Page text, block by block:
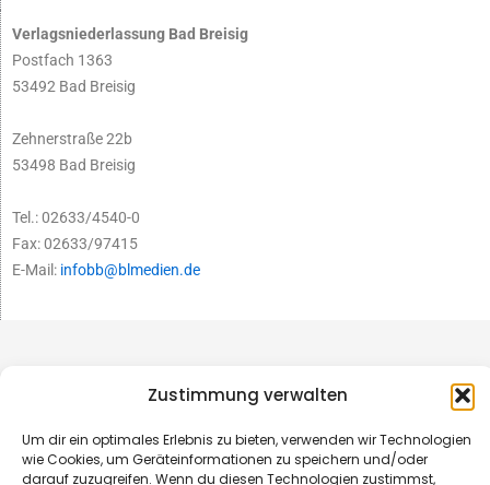
Zustimmung verwalten
Um dir ein optimales Erlebnis zu bieten, verwenden wir Technologien
wie Cookies, um Geräteinformationen zu speichern und/oder
darauf zuzugreifen. Wenn du diesen Technologien zustimmst,
Verlagsniederlassung Bad Breisig
Postfach 1363
53492 Bad Breisig
Zehnerstraße 22b
53498 Bad Breisig
Tel.: 02633/4540-0
Fax: 02633/97415
E-Mail: infobb@blmedien.de